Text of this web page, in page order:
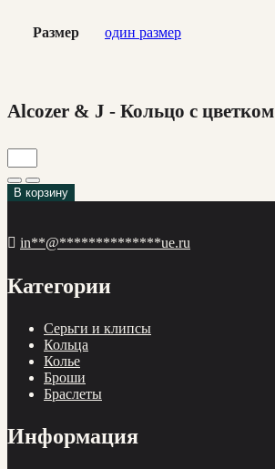
Размер один размер
Alcozer & J - Кольцо с цветком
В корзину
in**@**************ue.ru
Категории
Cерьги и клипсы
Кольца
Колье
Броши
Браслеты
Информация